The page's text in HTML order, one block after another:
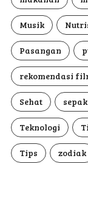
Musik
Pasangan
rekomendasi
Sehat
Teknologi
Tips zodiak